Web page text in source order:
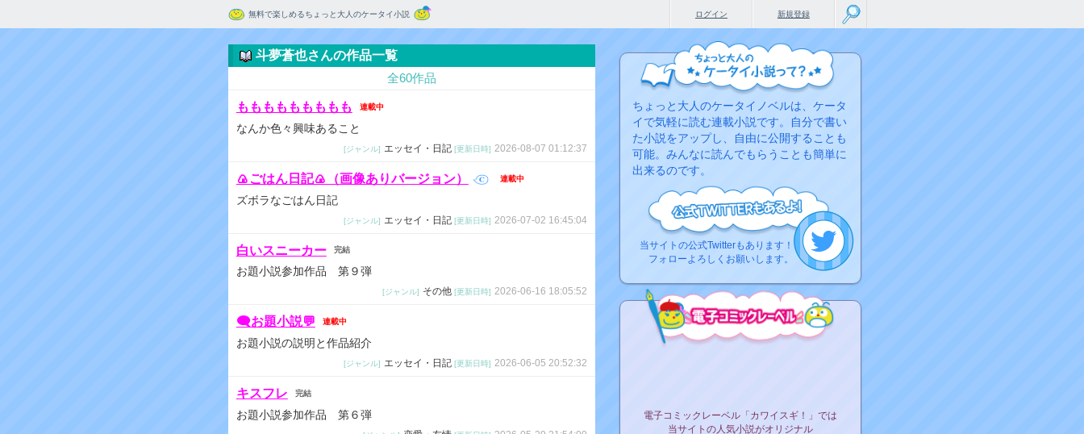
無料で楽しめるちょっと大人のケータイ小説 新規登録
ログイン
斗夢蒼也さんの作品一覧
全60作品
ももももももももも 連載中
なんか色々興味あること
[ジャンル] エッセイ・日記 [更新日時] 2026-08-07 01:12:37
🍙ごはん日記🍙（画像ありバージョン） 連載中
ズボラなごはん日記
[ジャンル] エッセイ・日記 [更新日時] 2026-07-02 16:45:04
白いスニーカー 完結
お題小説参加作品 第９弾
[ジャンル] その他 [更新日時] 2026-06-16 18:05:52
🗨️お題小説💬 連載中
お題小説の説明と作品紹介
[ジャンル] エッセイ・日記 [更新日時] 2026-06-05 20:52:32
キスフレ 完結
お題小説参加作品 第６弾
ちょっと大人のケータイノベルは、ケータ
イで気軽に読む連載小説です。自分で書い
た小説をアップし、自由に公開することも
可能。みんなに読んでもらうことも簡単に
出来るのです。
当サイトの公式Twitterもあります！
フォローよろしくお願いします。
電子コミックレーベル「カワイスギ！」では
当サイトの人気小説がオリジナル